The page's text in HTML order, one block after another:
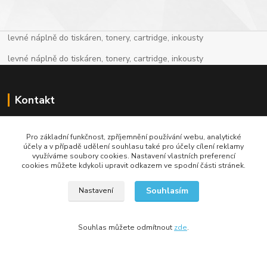
levné náplně do tiskáren, tonery, cartridge, inkousty
levné náplně do tiskáren, tonery, cartridge, inkousty
Kontakt
info@levnenaplne.com
Pro základní funkčnost, zpříjemnění používání webu, analytické
účely a v případě udělení souhlasu také pro účely cílení reklamy
využíváme soubory cookies. Nastavení vlastních preferencí
cookies můžete kdykoli upravit odkazem ve spodní části stránek.
Nastavení Souhlasím
Souhlas můžete odmítnout zde.